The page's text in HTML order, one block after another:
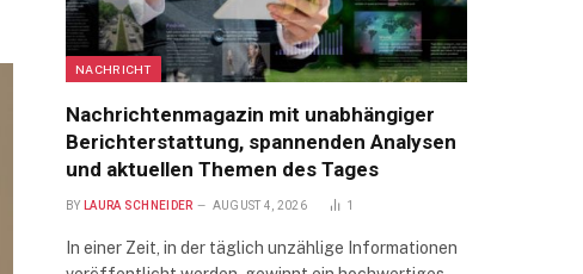
NACHRICHT
Nachrichtenmagazin mit unabhängiger
Berichterstattung, spannenden Analysen
und aktuellen Themen des Tages
BY LAURA SCHNEIDER AUGUST 4, 2026 1
In einer Zeit, in der täglich unzählige Informationen